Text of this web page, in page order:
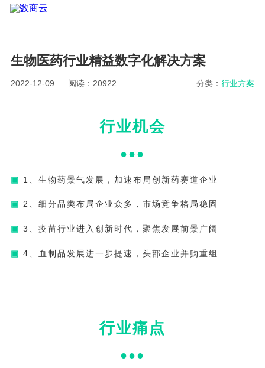
生物医药行业精益数字化解决方案
2022-12-09 阅读：20922 分类：行业方案
行业机会
●●●
▣ 1、生物药景气发展，加速布局创新药赛道企业
▣ 2、细分品类布局企业众多，市场竞争格局稳固
▣ 3、疫苗行业进入创新时代，聚焦发展前景广阔
▣ 4、血制品发展进一步提速，头部企业并购重组
行业痛点
●●●